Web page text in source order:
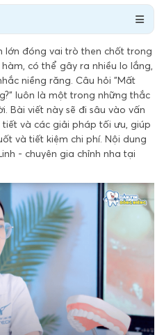
lớn đóng vai trò then chốt trong
có thể gây ra nhiều lo lắng,
niềng răng. Câu hỏi "Mất
luôn là một trong những thắc
Bài viết này sẽ đi sâu vào vấn
và các giải pháp tối ưu, giúp
và tiết kiệm chi phí. Nội dung
- chuyên gia chỉnh nha tại